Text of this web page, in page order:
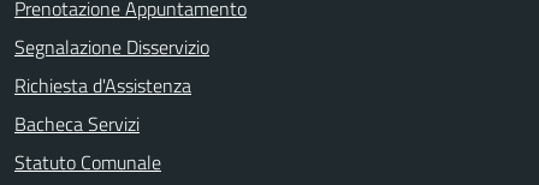
Prenotazione Appuntamento
Segnalazione Disservizio
Richiesta d'Assistenza
Bacheca Servizi
Statuto Comunale